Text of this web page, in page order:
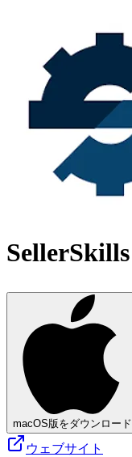
SellerSkills
macOS版をダウンロード
ウェブサイト